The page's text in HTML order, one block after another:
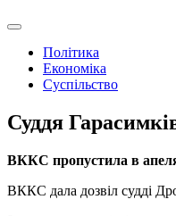
Політика
Економіка
Суспільство
Суддя
ВККС пропустила в
ВККС дала дозвіл судді